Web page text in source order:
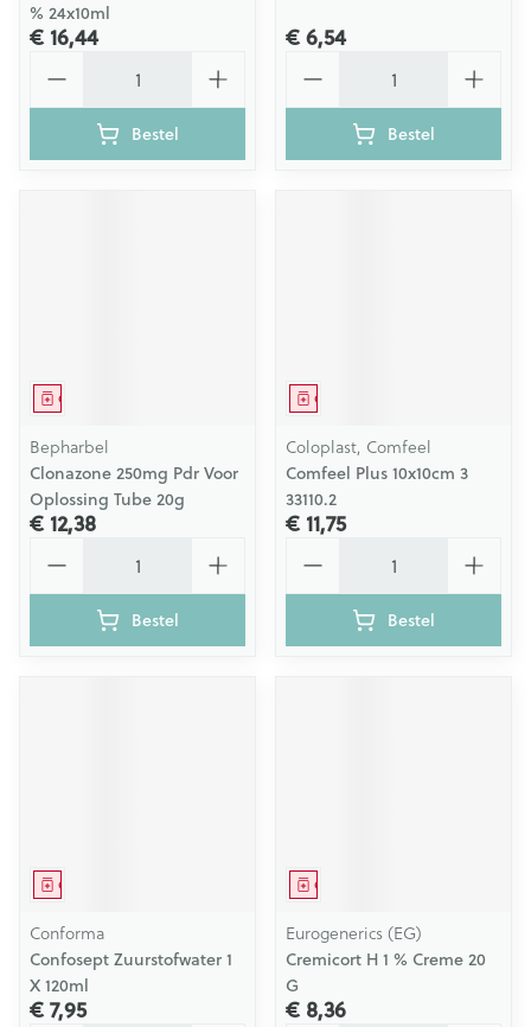
% 24x10ml
€ 16,44
Bestel
€ 6,54
Bestel
Geneesmiddel
Bepharbel
Clonazone 250mg Pdr Voor
Oplossing Tube 20g
€ 12,38
Bestel
Geneesmiddel
Coloplast, Comfeel
Comfeel Plus 10x10cm 3
33110.2
€ 11,75
Bestel
Geneesmiddel
Conforma
Confosept Zuurstofwater 1
X 120ml
€ 7,95
Geneesmiddel
Eurogenerics (EG)
Cremicort H 1 % Creme 20
G
€ 8,36